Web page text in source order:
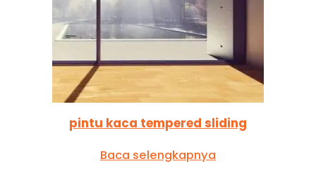
pintu kaca tempered sliding
Baca selengkapnya